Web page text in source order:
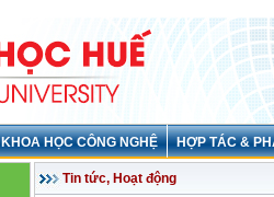
KHOA HỌC CÔNG NGHỆ HỢP TÁC &
Tin tức, Hoạt động